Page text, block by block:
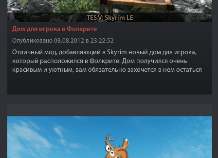
TES V: Skyrim LE
Дом для игрока в Фолкрите
Опубликовано 08.08.2012 в 23:22:52
Отличный мод, добавляющий в Skyrim новый дом для игрока,
который расположился в Фолкрите. Дом получился очень
красивым и уютным, вам обязательно захочется в нем остаться